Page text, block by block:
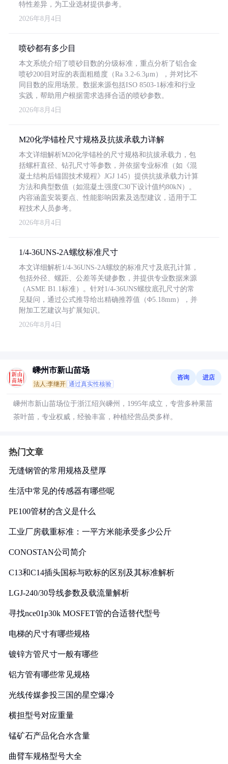
特性差异，为工业选材提供参考。
2026年8月4日
喷砂都有多少目
本文系统介绍了喷砂目数的分级标准，重点分析了铝合金
喷砂200目对应的表面粗糙度（Ra 3.2-6.3μm），并对比不
同目数的应用场景。数据来源包括ISO 8503-1标准和行业
实践，帮助用户根据需求选择合适的喷砂参数。
2026年8月4日
M20化学锚栓尺寸规格及抗拔承载力详解
本文详细解析M20化学锚栓的尺寸规格和抗拔承载力，包
括螺杆直径、钻孔尺寸等参数，并依据专业标准（如《混
凝土结构后锚固技术规程》JGJ 145）提供抗拔承载力计算
方法和典型数值（如混凝土强度C30下设计值约80kN）。
内容涵盖安装要点、性能影响因素及选型建议，适用于工
程技术人员参考。
2026年8月4日
1/4-36UNS-2A螺纹标准尺寸
本文详细解析1/4-36UNS-2A螺纹的标准尺寸及底孔计算，
包括外径、螺距、公差等关键参数，并提供专业数据来源
（ASME B1.1标准）。针对1/4-36UNS螺纹底孔尺寸的常
见疑问，通过公式推导给出精确推荐值（Φ5.18mm），并
附加工艺建议与扩展知识。
2026年8月4日
嵊州市新山苗场
法人:李继开 通过真实性核验
咨询 进店
嵊州市新山苗场位于浙江绍兴嵊州，1995年成立，专营多种果苗
茶叶苗，专业权威，经验丰富，种植经营品类多样。
热门文章
无缝钢管的常用规格及壁厚
生活中常见的传感器有哪些呢
PE100管材的含义是什么
工业厂房载重标准：一平方米能承受多少公斤
CONOSTAN公司简介
C13和C14插头国标与欧标的区别及其标准解析
LGJ-240/30导线参数及载流量解析
寻找nce01p30k MOSFET管的合适替代型号
电梯的尺寸有哪些规格
镀锌方管尺寸一般有哪些
铝方管有哪些常见规格
光线传媒参投三国的星空爆冷
横担型号对应重量
锰矿石产品化合水含量
曲臂车规格型号大全